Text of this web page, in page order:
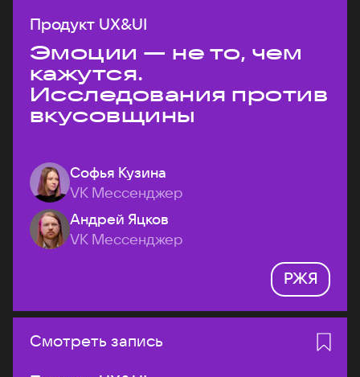
Продукт UX&UI
Эмоции — не то, чем
кажутся.
Исследования против
вкусовщины
Софья Кузина
VK Мессенджер
Андрей Яцков
VK Мессенджер
РЖЯ
Смотреть запись